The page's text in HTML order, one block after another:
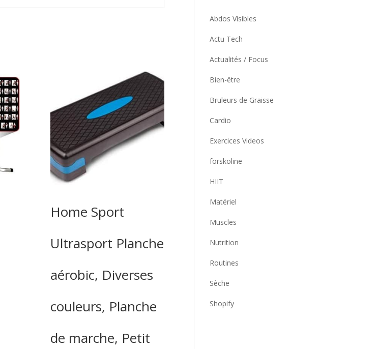
Home Sport
Ultrasport Planche
aérobic, Diverses
couleurs, Planche
de marche, Petit
Abdos Visibles
Actu Tech
Actualités / Focus
Bien-être
Bruleurs de Graisse
Cardio
Exercices Videos
forskoline
HIIT
Matériel
Muscles
Nutrition
Routines
Sèche
Shopify